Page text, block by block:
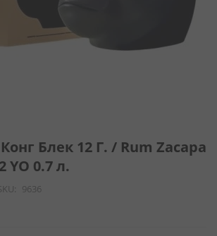
Блек 12 Г. / Rum Zacapa
YO 0.7 л.
9636